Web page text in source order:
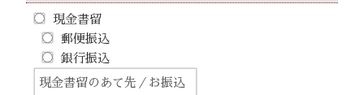
現金書留
郵便振込
銀行振込